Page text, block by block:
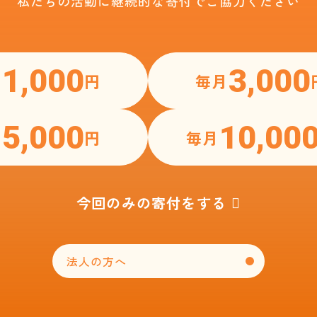
1,000円 毎月 3,000
5,000円 毎月
今回のみの寄付をする
法人の方へ